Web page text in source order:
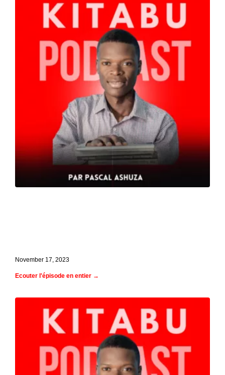
November 17, 2023
Ecouter l'épisode en entier →